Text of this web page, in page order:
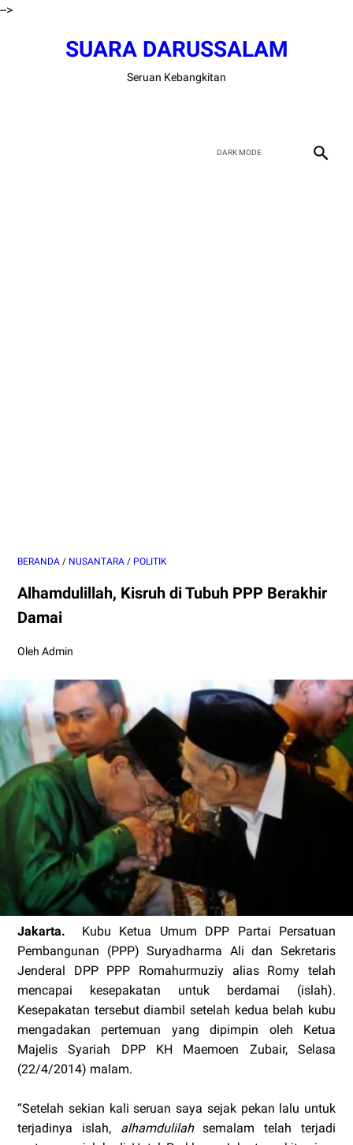
-->
SUARA DARUSSALAM
Seruan Kebangkitan
BERANDA / NUSANTARA / POLITIK
Alhamdulillah, Kisruh di Tubuh PPP Berakhir
Damai
Oleh Admin
Jakarta. Kubu Ketua Umum DPP Partai Persatuan
Pembangunan (PPP) Suryadharma Ali dan Sekretaris
Jenderal DPP PPP Romahurmuziy alias Romy telah
mencapai kesepakatan untuk berdamai (islah).
Kesepakatan tersebut diambil setelah kedua belah kubu
mengadakan pertemuan yang dipimpin oleh Ketua
Majelis Syariah DPP KH Maemoen Zubair, Selasa
(22/4/2014) malam.
“Setelah sekian kali seruan saya sejak pekan lalu untuk
terjadinya islah, alhamdulilahsemalam telah terjadi